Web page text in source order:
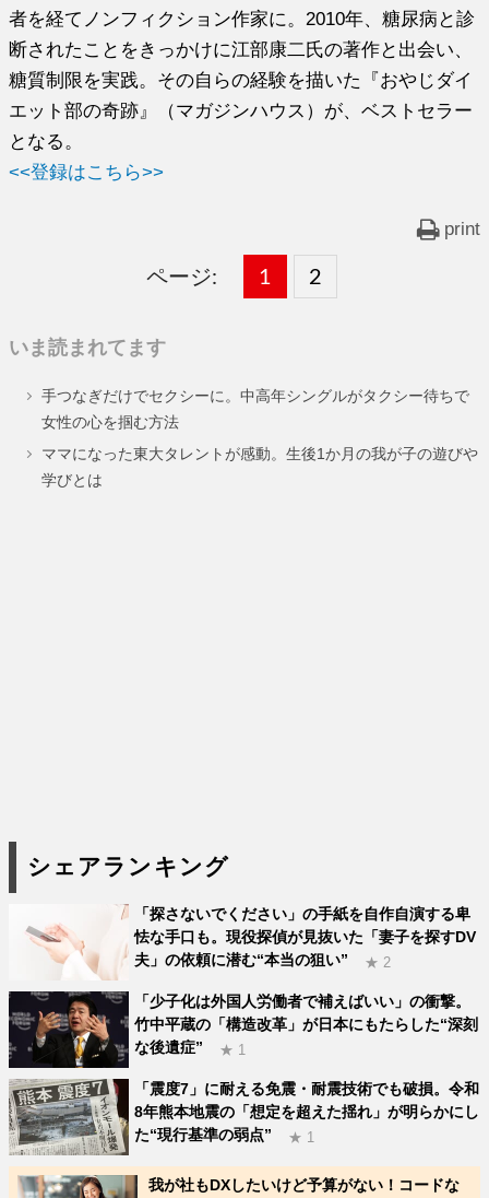
者を経てノンフィクション作家に。2010年、糖尿病と診
断されたことをきっかけに江部康二氏の著作と出会い、
糖質制限を実践。その自らの経験を描いた『おやじダイ
エット部の奇跡』（マガジンハウス）が、ベストセラー
となる。
<<登録はこちら>>
print
ページ:
固
ー
ジ
1 ,
固
ー
ジ
2
いま読まれてます
手つなぎだけでセクシーに。中高年シングルがタクシー待ちで
女性の心を掴む方法
ママになった東大タレントが感動。生後1か月の我が子の遊びや
学びとは
シェアランキング
「探さないでください」の手紙を自作自演する卑
怯な手口も。現役探偵が見抜いた「妻子を探すDV
夫」の依頼に潜む“本当の狙い”
★ 2
「少子化は外国人労働者で補えばいい」の衝撃。
竹中平蔵の「構造改革」が日本にもたらした“深刻
な後遺症”
★ 1
「震度7」に耐える免震・耐震技術でも破損。令和
8年熊本地震の「想定を超えた揺れ」が明らかにし
た“現行基準の弱点”
★ 1
我が社もDXしたいけど予算がない！コードな